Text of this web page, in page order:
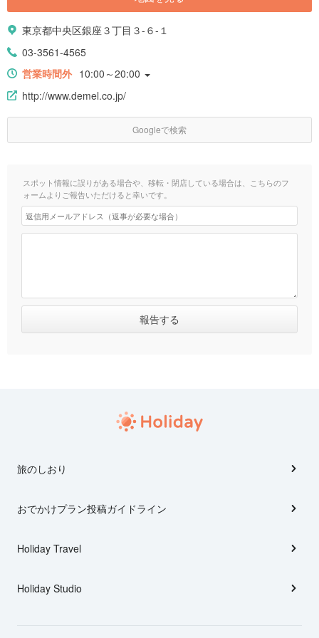
東京都中央区銀座３丁目３-６-１
03-3561-4565
営業時間外 10:00～20:00
http://www.demel.co.jp/
Googleで検索
スポット情報に誤りがある場合や、移転・閉店している場合は、こちらのフ
ォームよりご報告いただけると幸いです。
旅のしおり
おでかけプラン投稿ガイドライン
Holiday Travel
Holiday Studio